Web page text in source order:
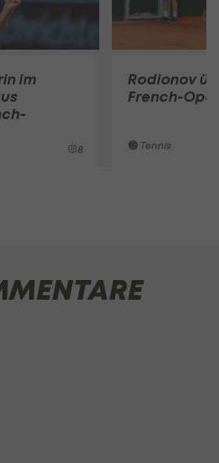
im
8
Rodionov
French-
Tennis